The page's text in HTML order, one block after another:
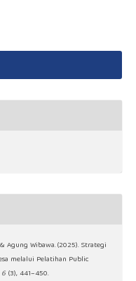
Agung Wibawa. (2025). Strategi
melalui Pelatihan Public
6 (3), 441–450.